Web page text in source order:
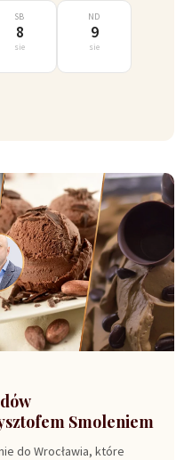
SB
8
sie
ND
9
sie
Smoleniem
do Wrocławia, które